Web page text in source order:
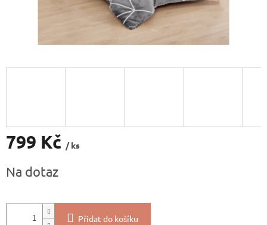
799 Kč / ks
cena:
Na dotaz
Přidat do košíku